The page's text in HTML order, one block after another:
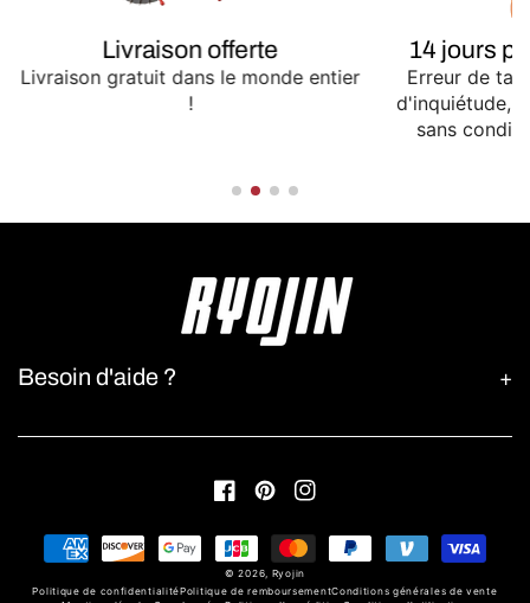
Livraison offerte
Livraison gratuit dans le monde entier
!
14 jours
Erreur de
d'inquiétude,
sans
Besoin d'aide ?
FacebookPinterestInstagram
Moyens
paiement
© 2026, Ryojin
Politique de confidentialitéPolitique de remboursementConditions générales de vente